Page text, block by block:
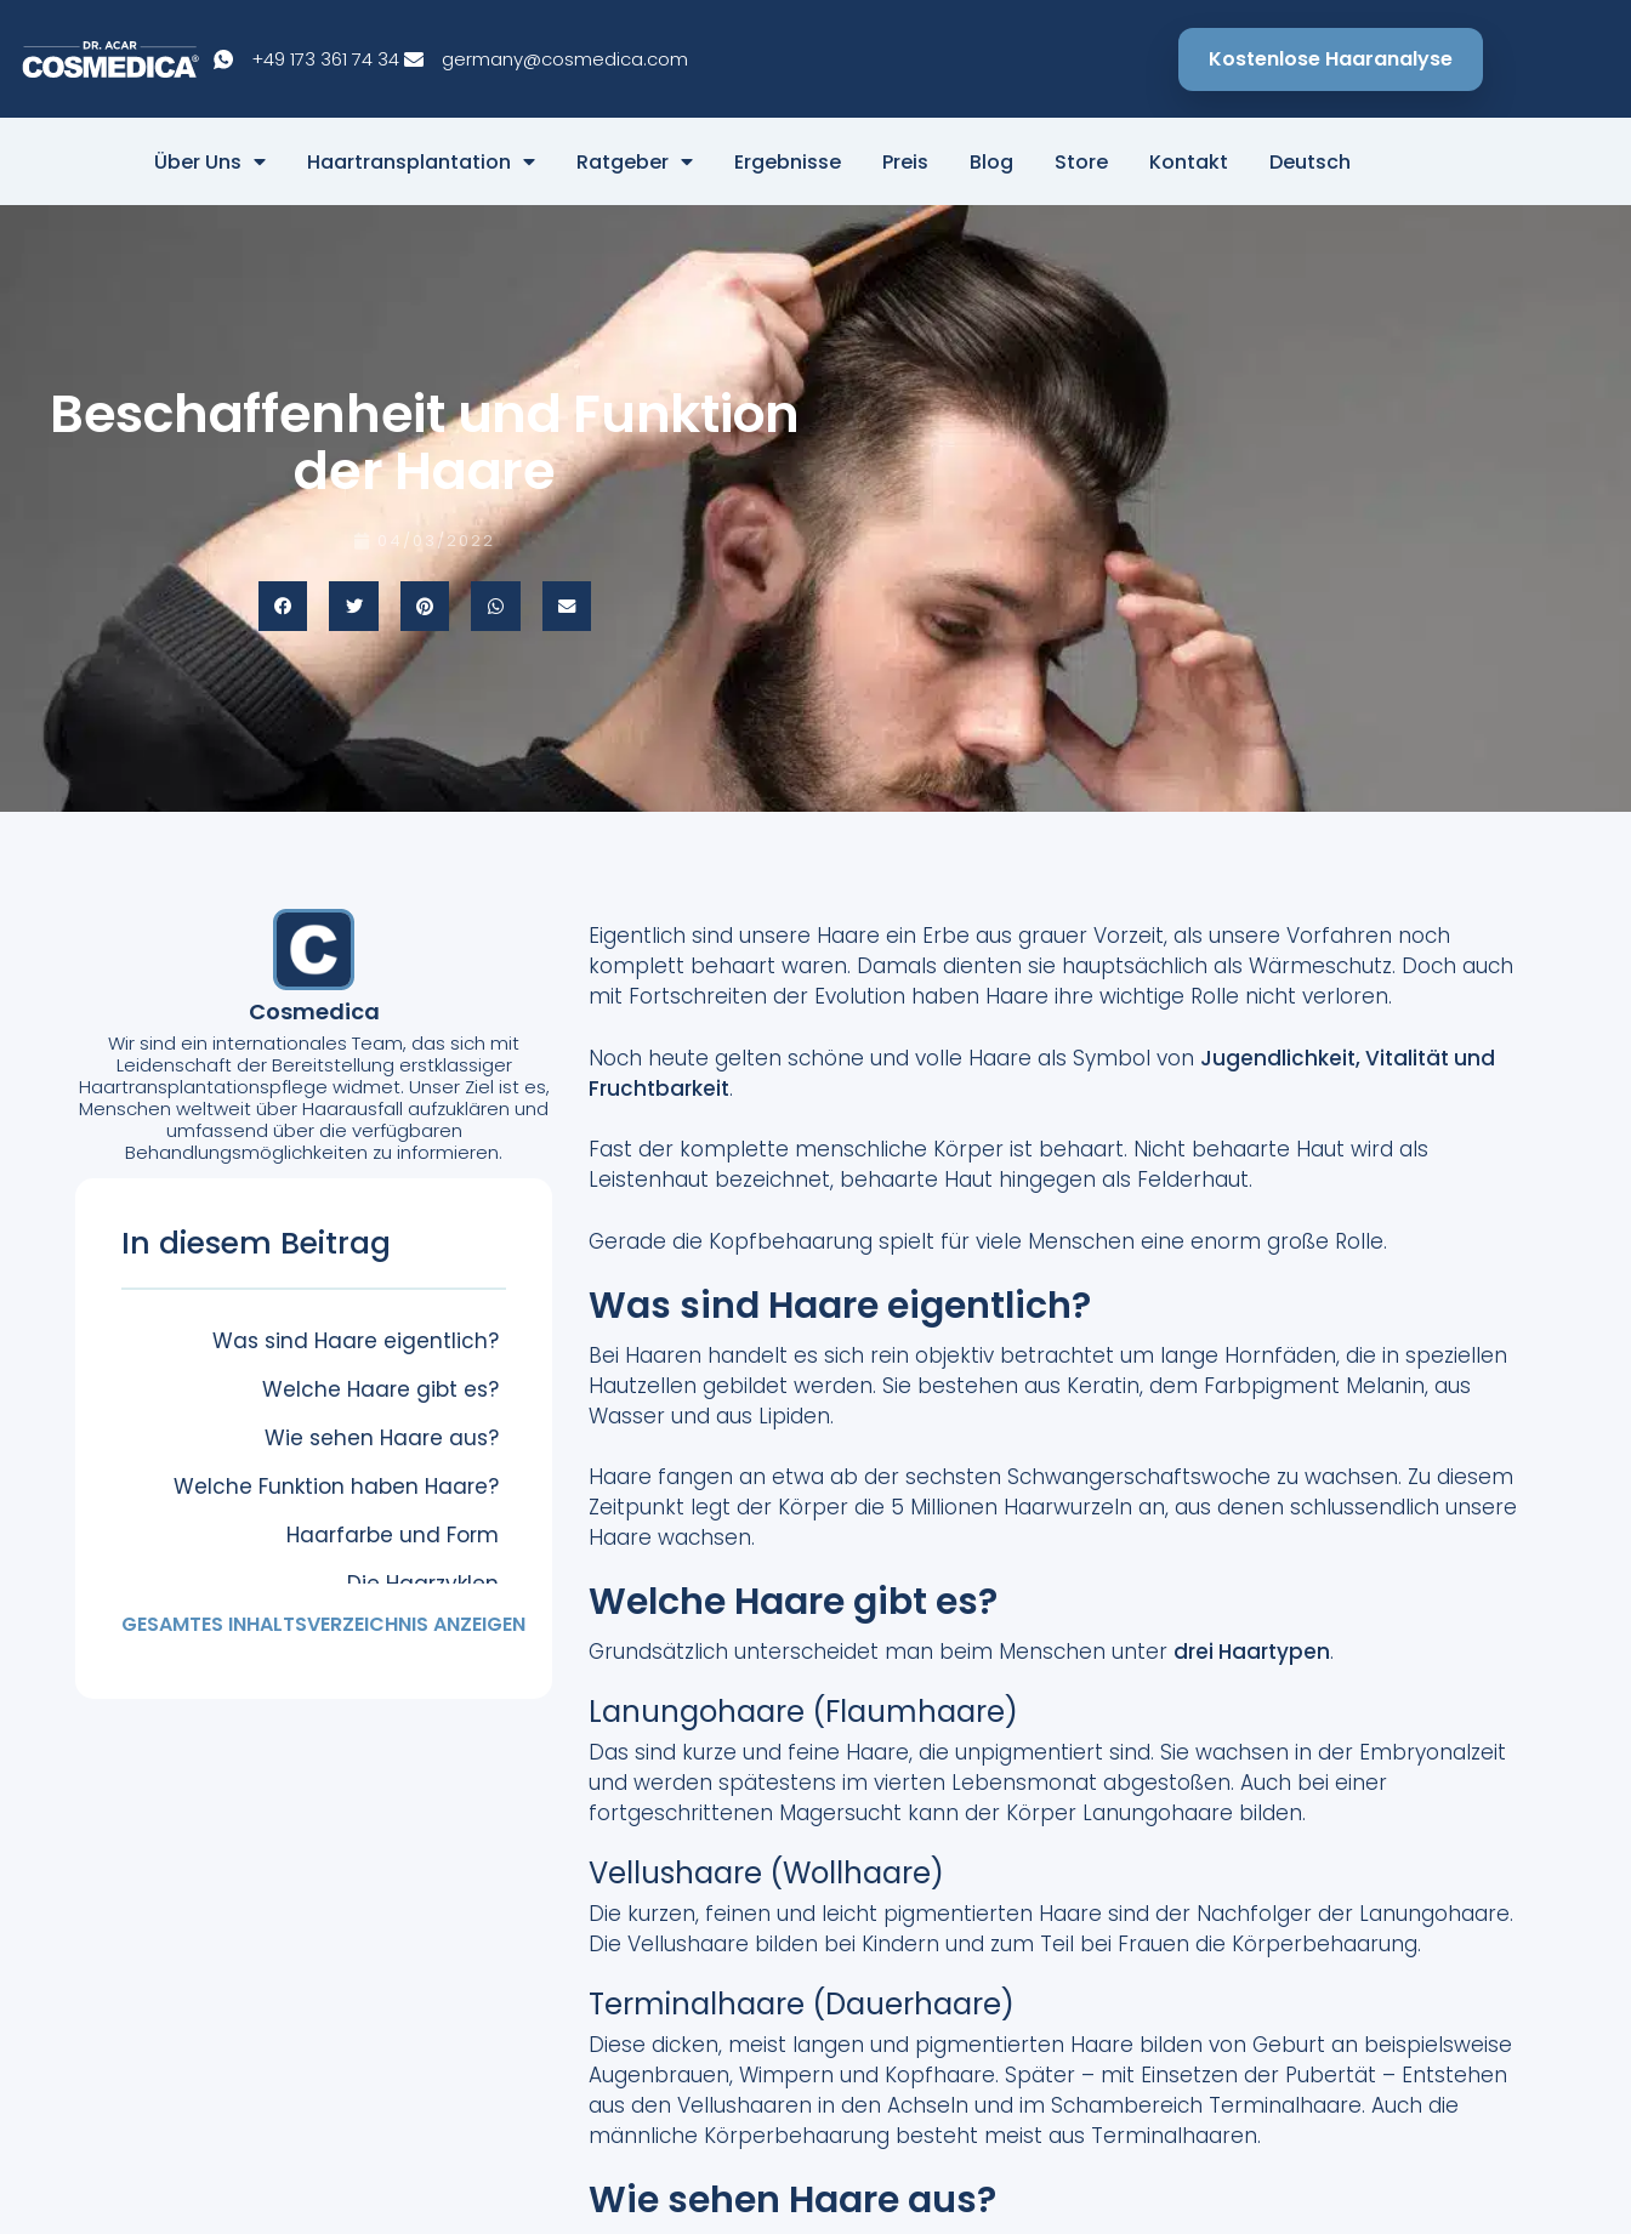
+49 173 361 74 34 germany@cosmedica.com Kostenlose Haaranalyse
Über Uns Haartransplantation Ratgeber Ergebnisse Preis Blog Store Kontakt Deutsch
Beschaffenheit und Funktion
der Haare
04/03/2022
Cosmedica
Wir sind ein internationales Team, das sich mit
Leidenschaft der Bereitstellung erstklassiger
Haartransplantationspflege widmet. Unser Ziel ist es,
Menschen weltweit über Haarausfall aufzuklären und
umfassend über die verfügbaren
Behandlungsmöglichkeiten zu informieren.
In diesem Beitrag
Was sind Haare eigentlich?
Welche Haare gibt es?
Wie sehen Haare aus?
Welche Funktion haben Haare?
Haarfarbe und Form
Die Haarzyklen
GESAMTES INHALTSVERZEICHNIS ANZEIGEN
Eigentlich sind unsere Haare ein Erbe aus grauer Vorzeit, als unsere Vorfahren noch
komplett behaart waren. Damals dienten sie hauptsächlich als Wärmeschutz. Doch auch
mit Fortschreiten der Evolution haben Haare ihre wichtige Rolle nicht verloren.
Noch heute gelten schöne und volle Haare als Symbol von Jugendlichkeit, Vitalität und
Fruchtbarkeit.
Fast der komplette menschliche Körper ist behaart. Nicht behaarte Haut wird als
Leistenhaut bezeichnet, behaarte Haut hingegen als Felderhaut.
Gerade die Kopfbehaarung spielt für viele Menschen eine enorm große Rolle.
Was sind Haare eigentlich?
Bei Haaren handelt es sich rein objektiv betrachtet um lange Hornfäden, die in speziellen
Hautzellen gebildet werden. Sie bestehen aus Keratin, dem Farbpigment Melanin, aus
Wasser und aus Lipiden.
Haare fangen an etwa ab der sechsten Schwangerschaftswoche zu wachsen. Zu diesem
Zeitpunkt legt der Körper die 5 Millionen Haarwurzeln an, aus denen schlussendlich unsere
Haare wachsen.
Welche Haare gibt es?
Grundsätzlich unterscheidet man beim Menschen unter drei Haartypen.
Lanungohaare (Flaumhaare)
Das sind kurze und feine Haare, die unpigmentiert sind. Sie wachsen in der Embryonalzeit
und werden spätestens im vierten Lebensmonat abgestoßen. Auch bei einer
fortgeschrittenen Magersucht kann der Körper Lanungohaare bilden.
Vellushaare (Wollhaare)
Die kurzen, feinen und leicht pigmentierten Haare sind der Nachfolger der Lanungohaare.
Die Vellushaare bilden bei Kindern und zum Teil bei Frauen die Körperbehaarung.
Terminalhaare (Dauerhaare)
Diese dicken, meist langen und pigmentierten Haare bilden von Geburt an beispielsweise
Augenbrauen, Wimpern und Kopfhaare. Später – mit Einsetzen der Pubertät – Entstehen
aus den Vellushaaren in den Achseln und im Schambereich Terminalhaare. Auch die
männliche Körperbehaarung besteht meist aus Terminalhaaren.
Wie sehen Haare aus?